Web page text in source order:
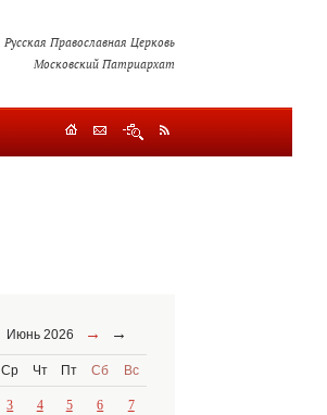
Русская Православная Церковь
Московский Патриархат
Июнь 2026 → →
Ср Чт Пт Сб Вс
3 4 5 6
7